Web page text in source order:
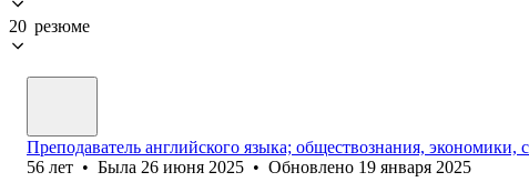
20 резюме
Преподаватель английского языка; обществознания, экономики,
56 лет • Была 26 июня 2025 • Обновлено 19 января 2025